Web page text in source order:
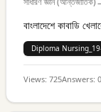
বাংলাদেশে কাবাডি
Diploma
Views: 725Answers: 0